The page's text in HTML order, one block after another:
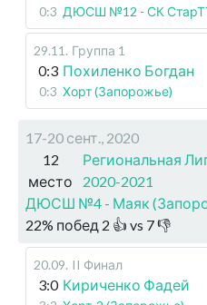
0:3 ДЮСШ №12 - СК
29.11 . Группа 1
0:3 Похиленко Богдан
0:3 Хорт (Запорожье)
17-20 сент., 2020
12
место
Региональная
2020-2021
ДЮСШ №4 - Маяк
22% побед 2 👍 vs 7👎
20.09. II Финал
3:0 Кириченко Фадей